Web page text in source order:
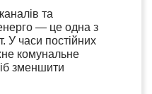
та
— це одна з
У часи постійних
комунальне
зменшити